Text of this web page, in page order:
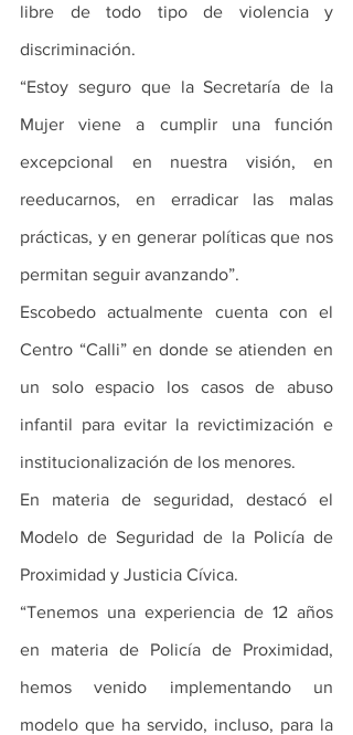
libre de todo tipo de violencia y
discriminación.
“Estoy seguro que la Secretaría de la
Mujer viene a cumplir una función
excepcional en nuestra visión, en
reeducarnos, en erradicar las malas
prácticas, y en generar políticas que nos
permitan seguir avanzando”.
Escobedo actualmente cuenta con el
Centro “Calli” en donde se atienden en
un solo espacio los casos de abuso
infantil para evitar la revictimización e
institucionalización de los menores.
En materia de seguridad, destacó el
Modelo de Seguridad de la Policía de
Proximidad y Justicia Cívica.
“Tenemos una experiencia de 12 años
en materia de Policía de Proximidad,
hemos venido implementando un
modelo que ha servido, incluso, para la